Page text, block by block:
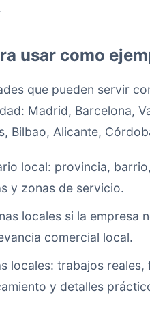
usar como
que pueden servir
Madrid, Barcelona,
Bilbao, Alicante,
local: provincia,
y zonas de servicio.
locales si la empresa
comercial local.
locales: trabajos
y detalles